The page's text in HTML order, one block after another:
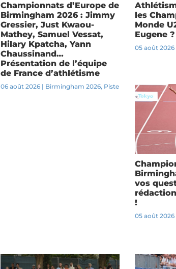
Championnats d’Europe de
Birmingham 2026 : Jimmy
Gressier, Just Kwaou-
Mathey, Samuel Vessat,
Hilary Kpatcha, Yann
Chaussinand…
Présentation de l’équipe
de France d’athlétisme
06 août 2026 | Birmingham 2026, Piste
les
Monde
Eugene ?
05 août 2026
vos
!
05 août 2026